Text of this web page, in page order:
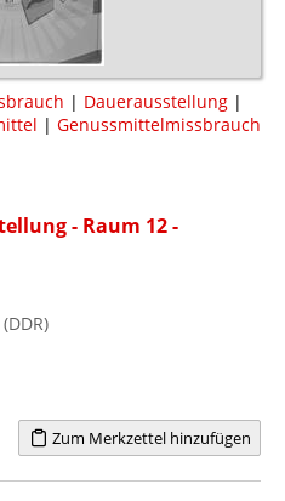
| Dauerausstellung |
| Genussmittelmissbrauch
- Raum 12 -
Zum Merkzettel hinzufügen